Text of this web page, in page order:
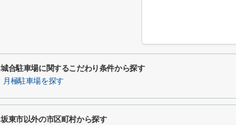
城合駐車場に関するこだわり条件から探す
月極駐車場を探す
坂東市以外の市区町村から探す